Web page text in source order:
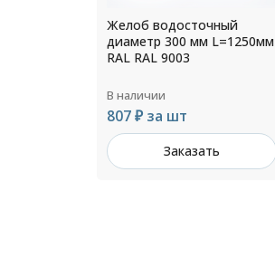
Желоб водосточный
диаметр 300 мм L=1250мм
RAL RAL 9003
В наличии
807 ₽ за шт
Заказать